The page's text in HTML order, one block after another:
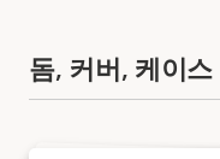
돔, 커버, 케이